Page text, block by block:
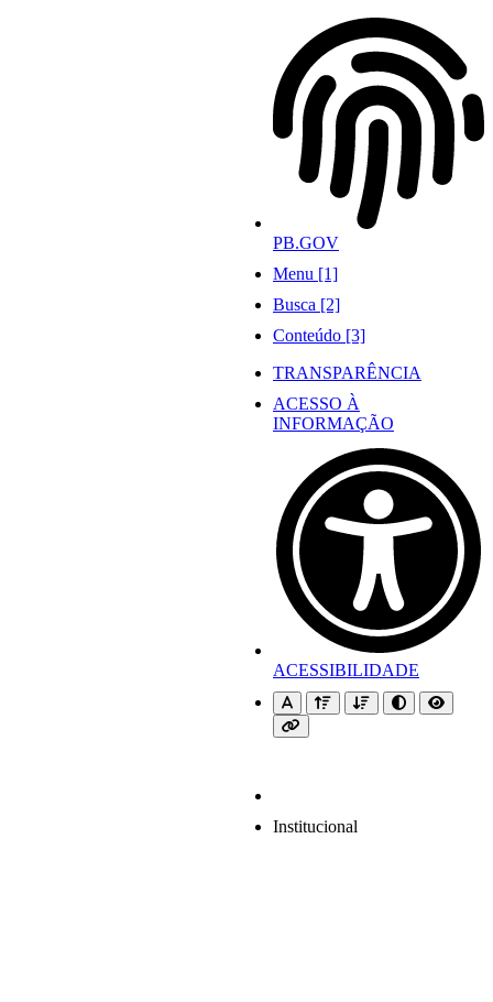
PB.GOV
Menu [1]
Busca [2]
Conteúdo [3]
TRANSPARÊNCIA
ACESSO À
INFORMAÇÃO
ACESSIBILIDADE
Institucional